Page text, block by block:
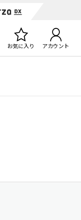
お気に入り アカウント